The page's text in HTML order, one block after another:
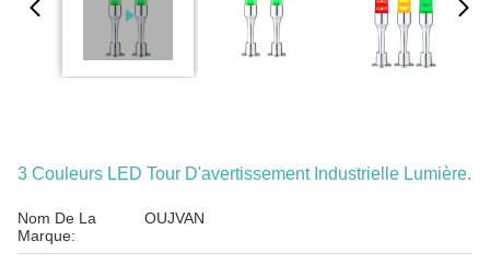
3 Couleurs LED Tour D'avertissement Industrielle Lumière.
Nom De La
Marque:
OUJVAN